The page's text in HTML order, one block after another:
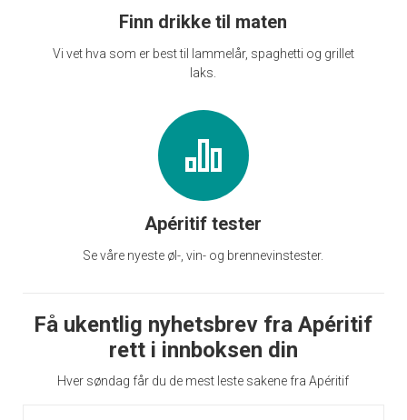
Finn drikke til maten
Vi vet hva som er best til lammelår, spaghetti og grillet
laks.
Apéritif tester
Se våre nyeste øl-, vin- og brennevinstester.
Få ukentlig nyhetsbrev fra Apéritif
rett i innboksen din
Hver søndag får du de mest leste sakene fra Apéritif